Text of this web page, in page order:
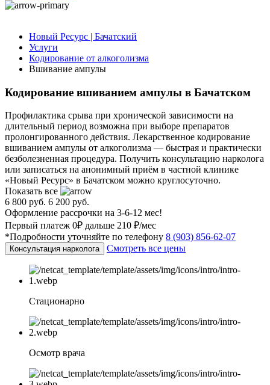
Новый Ресурс | Бачатский
Услуги
Кодирование от алкоголизма
Вшивание ампулы
Кодирование вшиванием ампулы в Бачатском
Профилактика срыва при хронической зависимости на
длительный период возможна при выборе препаратов
пролонгированного действия. Лекарственное кодирование
вшиванием ампулы от алкоголизма — быстрая и практически
безболезненная процедура. Получить консультацию нарколога
или записаться на анонимный приём в частной клинике
«Новый Ресурс» в Бачатском можно круглосуточно.
Показать все
6 800 руб. 6 200 руб.
Оформление рассрочки на 3-6-12 мес!
Первый платеж 0₽ дальше 210 ₽/мес
*Подробности уточняйте по телефону 8 (903) 856-62-07
Консультация нарколога Смотреть все цены
Стационарно
Осмотр врача